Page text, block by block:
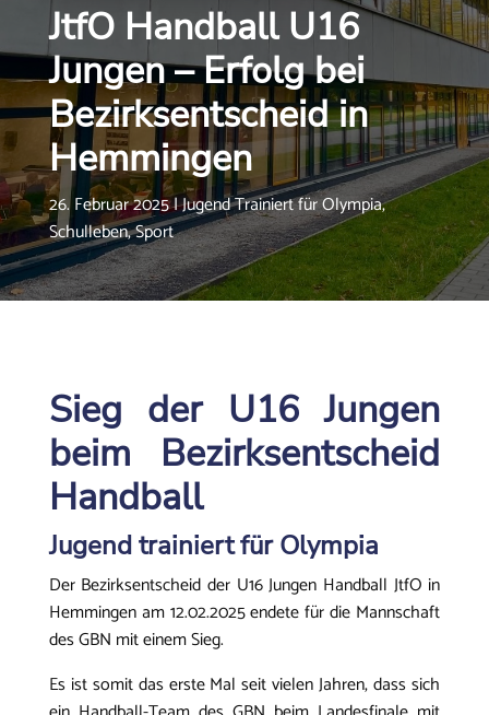
JtfO Handball U16
Jungen – Erfolg bei
Bezirksentscheid in
Hemmingen
26. Februar 2025|Jugend Trainiert für Olympia,
Schulleben,Sport
Sieg der U16 Jungen
beim Bezirksentscheid
Handball
Jugend trainiert für Olympia
Der Bezirksentscheid der U16 Jungen Handball JtfO in
Hemmingen am 12.02.2025 endete für die Mannschaft
des GBN mit einem Sieg.
Es ist somit das erste Mal seit vielen Jahren, dass sich